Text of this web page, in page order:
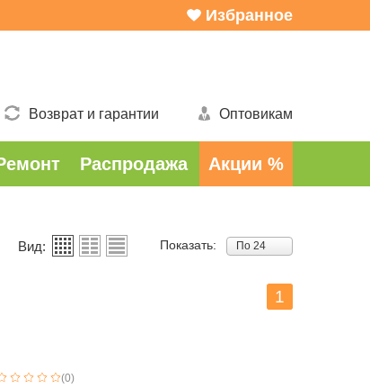
Избранное
Возврат и гарантии Оптовикам
Распродажа Акции %
Вид: Показать: По 24
1
(0)